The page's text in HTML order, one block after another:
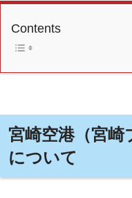
Contents
宮崎空港（宮崎
について